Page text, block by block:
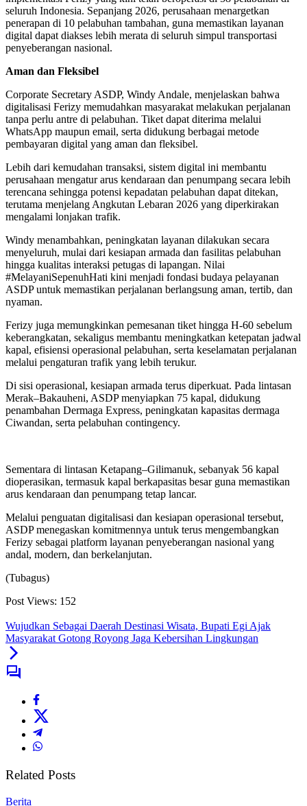
seluruh Indonesia. Sepanjang 2026, perusahaan menargetkan
penerapan di 10 pelabuhan tambahan, guna memastikan layanan
digital dapat diakses lebih merata di seluruh simpul transportasi
penyeberangan nasional.
Aman dan Fleksibel
Corporate Secretary ASDP, Windy Andale, menjelaskan bahwa
digitalisasi Ferizy memudahkan masyarakat melakukan perjalanan
tanpa perlu antre di pelabuhan. Tiket dapat diterima melalui
WhatsApp maupun email, serta didukung berbagai metode
pembayaran digital yang aman dan fleksibel.
Lebih dari kemudahan transaksi, sistem digital ini membantu
perusahaan mengatur arus kendaraan dan penumpang secara lebih
terencana sehingga potensi kepadatan pelabuhan dapat ditekan,
terutama menjelang Angkutan Lebaran 2026 yang diperkirakan
mengalami lonjakan trafik.
Windy menambahkan, peningkatan layanan dilakukan secara
menyeluruh, mulai dari kesiapan armada dan fasilitas pelabuhan
hingga kualitas interaksi petugas di lapangan. Nilai
#MelayaniSepenuhHati kini menjadi fondasi budaya pelayanan
ASDP untuk memastikan perjalanan berlangsung aman, tertib, dan
nyaman.
Ferizy juga memungkinkan pemesanan tiket hingga H-60 sebelum
keberangkatan, sekaligus membantu meningkatkan ketepatan jadwal
kapal, efisiensi operasional pelabuhan, serta keselamatan perjalanan
melalui pengaturan trafik yang lebih terukur.
Di sisi operasional, kesiapan armada terus diperkuat. Pada lintasan
Merak–Bakauheni, ASDP menyiapkan 75 kapal, didukung
penambahan Dermaga Express, peningkatan kapasitas dermaga
Ciwandan, serta pelabuhan contingency.
Sementara di lintasan Ketapang–Gilimanuk, sebanyak 56 kapal
dioperasikan, termasuk kapal berkapasitas besar guna memastikan
arus kendaraan dan penumpang tetap lancar.
Melalui penguatan digitalisasi dan kesiapan operasional tersebut,
ASDP menegaskan komitmennya untuk terus mengembangkan
Ferizy sebagai platform layanan penyeberangan nasional yang
andal, modern, dan berkelanjutan.
(Tubagus)
Post Views: 152
Wujudkan Sebagai Daerah Destinasi Wisata, Bupati Egi Ajak
Masyarakat Gotong Royong Jaga Kebersihan Lingkungan
Related Posts
Berita